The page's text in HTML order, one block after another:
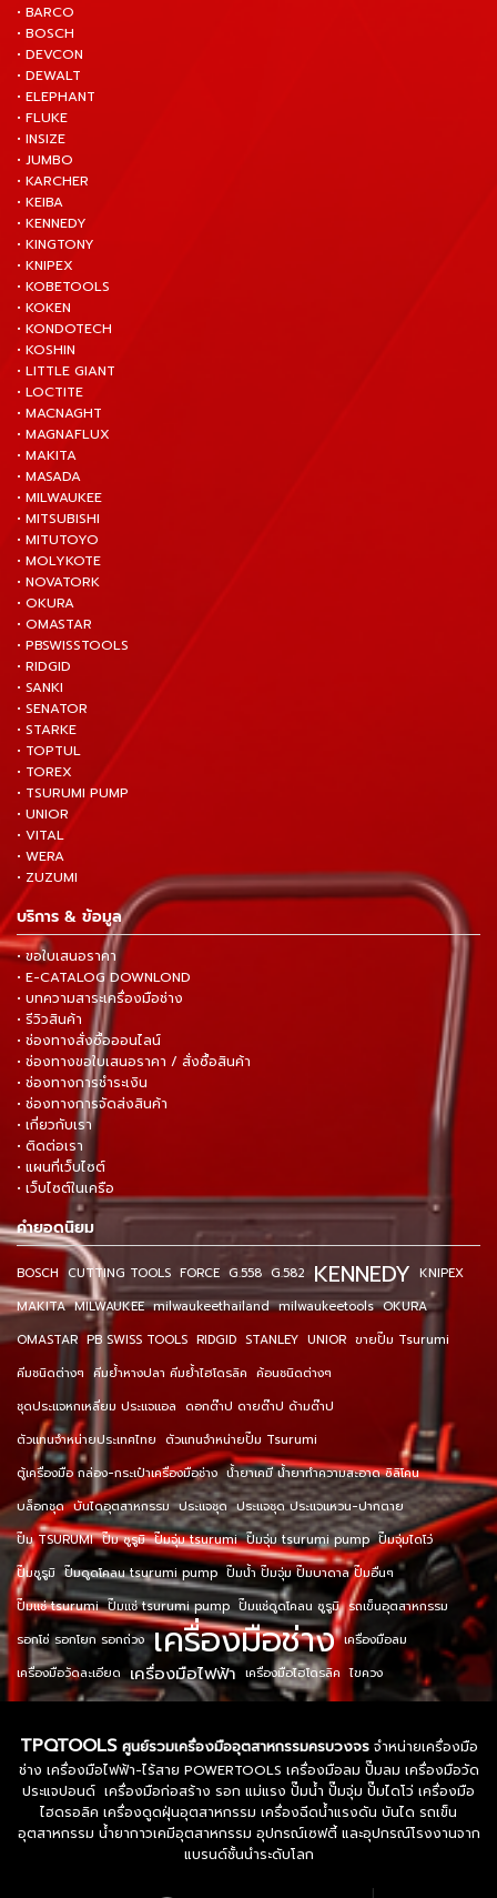
• BARCO
• BOSCH
• DEVCON
• DEWALT
• ELEPHANT
• FLUKE
• INSIZE
• JUMBO
• KARCHER
• KEIBA
• KENNEDY
• KINGTONY
• KNIPEX
• KOBETOOLS
• KOKEN
• KONDOTECH
• KOSHIN
• LITTLE GIANT
• LOCTITE
• MACNAGHT
• MAGNAFLUX
• MAKITA
• MASADA
• MILWAUKEE
• MITSUBISHI
• MITUTOYO
• MOLYKOTE
• NOVATORK
• OKURA
• OMASTAR
• PBSWISSTOOLS
• RIDGID
• SANKI
• SENATOR
• STARKE
• TOPTUL
• TOREX
• TSURUMI PUMP
• UNIOR
• VITAL
• WERA
• ZUZUMI
บริการ & ข้อมูล
• ขอใบเสนอราคา
• E-CATALOG DOWNLOND
• บทความสาระเครื่องมือช่าง
• รีวิวสินค้า
• ช่องทางสั่งซื้อออนไลน์
• ช่องทางขอใบเสนอราคา / สั่งซื้อสินค้า
• ช่องทางการชำระเงิน
• ช่องทางการจัดส่งสินค้า
• เกี่ยวกับเรา
• ติดต่อเรา
• แผนที่เว็บไซต์
• เว็บไซต์ในเครือ
คำยอดนิยม
BOSCH CUTTING TOOLS FORCE G.558 G.582 KENNEDY KNIPEX
MAKITA MILWAUKEE milwaukeethailand milwaukeetools OKURA
OMASTAR PB SWISS TOOLS RIDGID STANLEY UNIOR ขายปั๊ม Tsurumi
คีมชนิดต่างๆ คีมย้ำหางปลา คีมย้ำไฮโดรลิค ค้อนชนิดต่างๆ
ชุดประแจหกเหลี่ยม ประแจแอล ดอกต๊าป ดายต๊าป ด้ามต๊าป
ตัวแทนจำหน่ายประเทศไทย ตัวแทนจำหน่ายปั๊ม Tsurumi
ตู้เครื่องมือ กล่อง-กระเป๋าเครื่องมือช่าง น้ำยาเคมี น้ำยาทำความสะอาด ซิลิโคน
บล็อกชุด บันไดอุตสาหกรรม ประแจชุด ประแจชุด ประแจแหวน-ปากตาย
ปั๊ม TSURUMI ปั๊ม ซูรูมิ ปั๊มจุ่ม tsurumi ปั๊มจุ่ม tsurumi pump ปั๊มจุ่มไดโว่
ปั๊มซูรูมิ ปั๊มดูดโคลน tsurumi pump ปั๊มน้ำ ปั๊มจุ่ม ปั๊มบาดาล ปั๊มอื่นๆ
ปั๊มแช่ tsurumi ปั๊มแช่ tsurumi pump ปั๊มแช่ดูดโคลน ซูรูมิ รถเข็นอุตสาหกรรม
รอกโซ่ รอกโยก รอกถ่วง เครื่องมือช่าง เครื่องมือลม
เครื่องมือวัดละเอียด เครื่องมือไฟฟ้า เครื่องมือไฮโดรลิค ไขควง
TPQTOOLS ศูนย์รวมเครื่องมืออุตสาหกรรมครบวงจรจำหน่ายเครื่องมือ
ช่าง เครื่องมือไฟฟ้า-ไร้สาย POWERTOOLS เครื่องมือลม ปั๊มลม เครื่องมือวัด
ประแจปอนด์ เครื่องมือก่อสร้าง รอก แม่แรง ปั๊มน้ำ ปั๊มจุ่ม ปั๊มไดโว่ เครื่องมือ
ไฮดรอลิค เครื่องดูดฝุ่นอุตสาหกรรม เครื่องฉีดน้ำแรงดัน บันได รถเข็น
อุตสาหกรรม น้ำยากาวเคมีอุตสาหกรรม อุปกรณ์เซฟตี้ และอุปกรณ์โรงงานจาก
แบรนด์ชั้นนำระดับโลก